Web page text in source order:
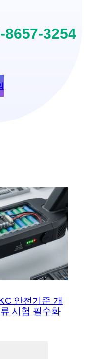
8657-3254
안전기준 개
시험 필수화